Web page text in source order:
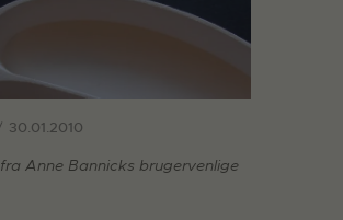
30.01.2010
Anne Bannicks brugervenlige